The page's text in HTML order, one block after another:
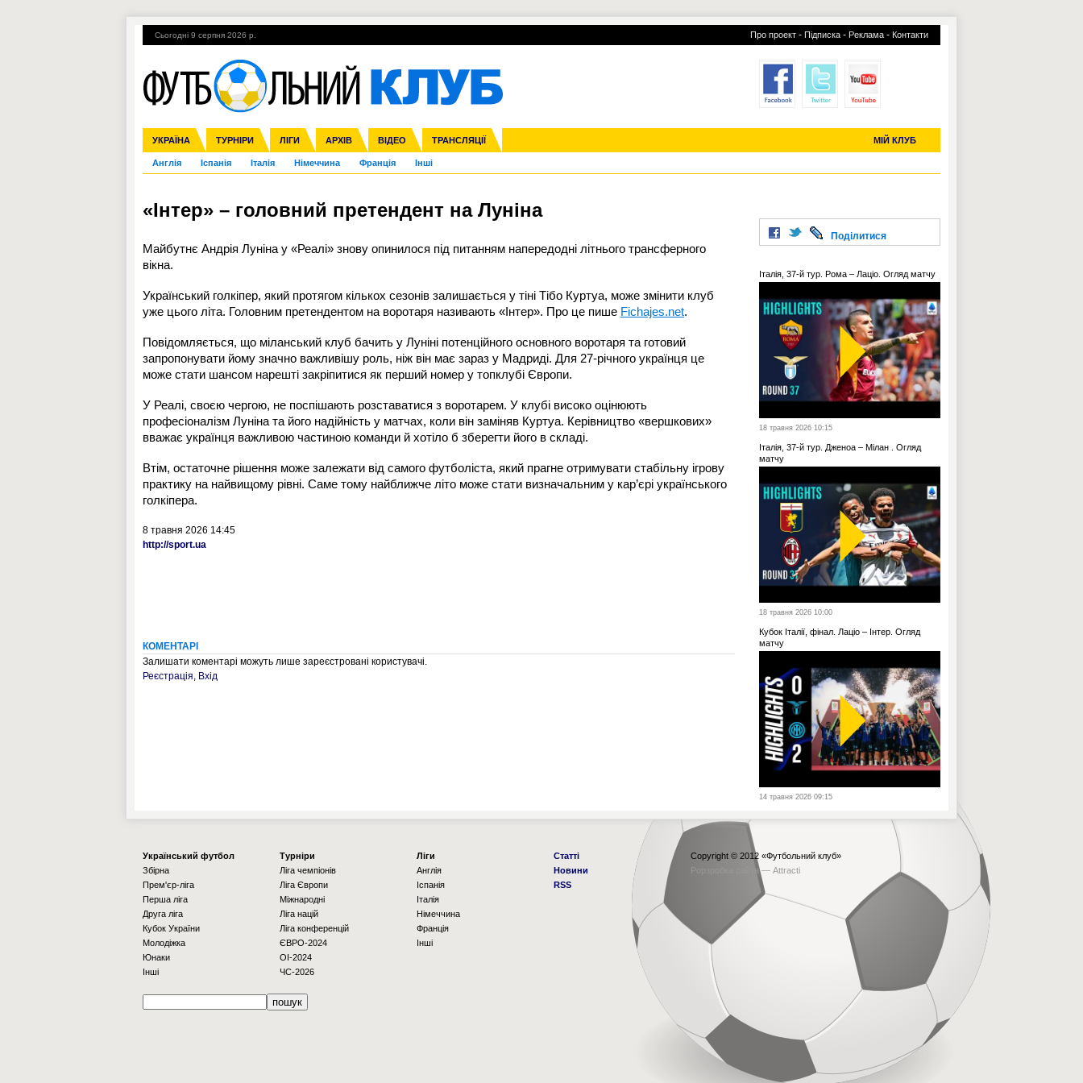
Сьогодні 9 серпня 2026 р. Про проект - Підписка - Реклама - Контакти
УКРАЇНА ТУРНІРИ ЛІГИ АРХІВ ВІДЕО ТРАНСЛЯЦІЇ МІЙ КЛУБ
Збірна Прем'єр-ліга Перша ліга Друга ліга Кубок України Молодіжка
Ліга чемпіонів Ліга Європи Міжнародні Ліга націй Ліга конференцій
Англія Іспанія Італія Німеччина Франція Інші
ЧС-2014 ЄВРО-2016 Росія Кубок конфедерацій ЧЄ-2015 (U-21)
Гарячі теми УПЛ, 2-й тур ВІЙНА УПЛ-ПЕРЕХОДИ УСІ ТРАНСФЕРИ
«Інтер» – головний претендент на Луніна
Майбутнє Андрія Луніна у «Реалі» знову опинилося під питанням напередодні літнього трансферного
вікна.
Український голкіпер, який протягом кількох сезонів залишається у тіні Тібо Куртуа, може змінити клуб
уже цього літа. Головним претендентом на воротаря називають «Інтер». Про це пише Fichajes.net.
Повідомляється, що міланський клуб бачить у Луніні потенційного основного воротаря та готовий
запропонувати йому значно важливішу роль, ніж він має зараз у Мадриді. Для 27-річного українця це
може стати шансом нарешті закріпитися як перший номер у топклубі Європи.
У Реалі, своєю чергою, не поспішають розставатися з воротарем. У клубі високо оцінюють
професіоналізм Луніна та його надійність у матчах, коли він заміняв Куртуа. Керівництво «вершкових»
вважає українця важливою частиною команди й хотіло б зберегти його в складі.
Втім, остаточне рішення може залежати від самого футболіста, який прагне отримувати стабільну ігрову
практику на найвищому рівні. Саме тому найближче літо може стати визначальним у кар’єрі українського
голкіпера.
8 травня 2026 14:45
http://sport.ua
КОМЕНТАРІ
Залишати коментарі можуть лише зареєстровані користувачі.
Реєстрація, Вхід
Поділитися
Італія, 37-й тур. Рома – Лаціо. Огляд матчу
18 травня 2026 10:15
Італія, 37-й тур. Дженоа – Мілан . Огляд
матчу
18 травня 2026 10:00
Кубок Італії, фінал. Лаціо – Інтер. Огляд
матчу
14 травня 2026 09:15
Українcький футбол
Збірна
Прем'єр-ліга
Перша ліга
Друга ліга
Кубок України
Молодіжка
Юнаки
Інші
Турніри
Ліга чемпіонів
Ліга Європи
Міжнародні
Ліга націй
Ліга конференцій
ЄВРО-2024
OI-2024
ЧС-2026
Ліги
Англія
Іспанія
Італія
Німеччина
Франція
Інші
Статті
Новини
RSS
Copyright © 2012 «Футбольний клуб»
Рорзробка сайта — Attracti